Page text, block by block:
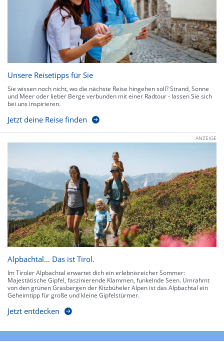
Unsere Reisetipps für Sie
Sie wissen noch nicht, wo die nächste Reise hingehen soll? Strand, Sonne
und Meer oder lieber Berge verbunden mit einer Radtour - lassen Sie sich
bei uns inspirieren.
Jetzt deine Reise finden
ANZEIGE
Alpbachtal… Das ist Tirol.
Im Tiroler Alpbachtal erwartet dich ein erlebnisreicher Sommer:
Majestätische Gipfel, faszinierende Klammen, funkelnde Seen. Umrahmt
von den grünen Grasbergen der Kitzbüheler Alpen ist das Alpbachtal ein
Geheimtipp für große und kleine Gipfelstürmer.
Jetzt entdecken